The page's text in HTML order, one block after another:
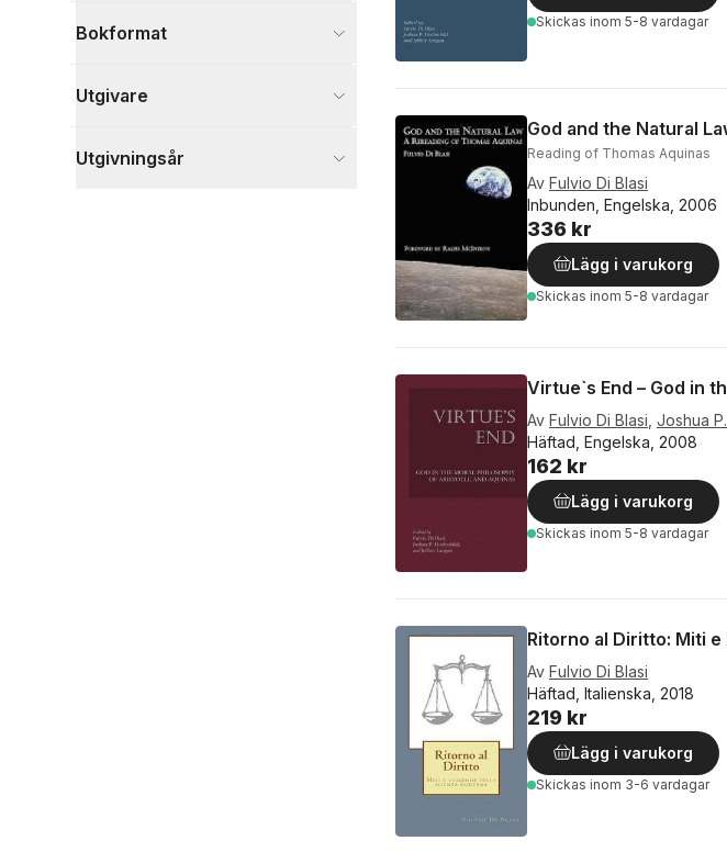
Bokformat
Utgivare
Utgivningsår
Skickas inom 5-8 vardagar
God and the Natural
Reading of Thomas Aquinas
Av Fulvio Di Blasi
Inbunden, Engelska, 2006
336 kr
Lägg i varukorg
Skickas inom 5-8 vardagar
Virtue`s End – God in
Av Fulvio Di Blasi Joshua
Häftad, Engelska, 2008
162 kr
Lägg i varukorg
Skickas inom 5-8 vardagar
Ritorno al Diritto: Miti
Av Fulvio Di Blasi
Häftad, Italienska, 2018
219 kr
Lägg i varukorg
Skickas inom 3-6 vardagar